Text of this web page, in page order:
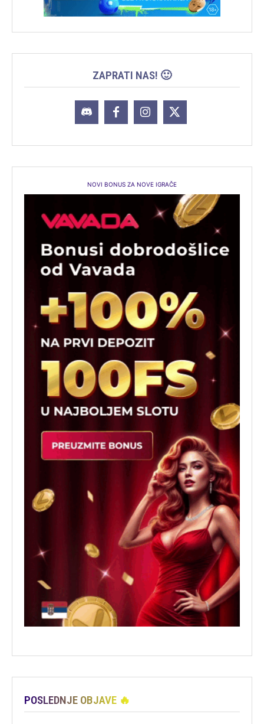
ZAPRATI NAS! 🙂
NOVI BONUS ZA NOVE IGRAČE
POSLEDNJE OBJAVE 🔥